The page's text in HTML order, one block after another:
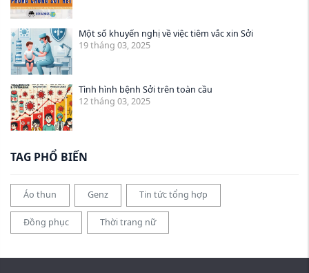
Một số khuyến nghị về việc tiêm vắc xin Sởi
19 tháng 03, 2025
Tình hình bệnh Sởi trên toàn cầu
12 tháng 03, 2025
TAG PHỔ BIẾN
Áo thun Genz Tin tức tổng hợp
Đồng phục Thời trang nữ